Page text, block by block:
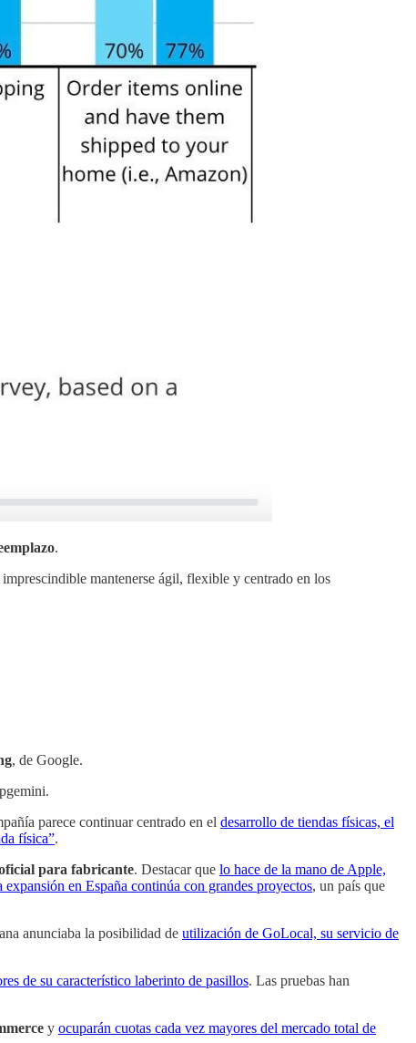
.
imprescindible mantenerse ágil, flexible y centrado en los
, de Google.
parece continuar centrado en el desarrollo de tiendas físicas, el
física”.
para fabricante. Destacar que lo hace de la mano de Apple,
expansión en España continúa con grandes proyectos, un país que
anunciaba la posibilidad de utilización de GoLocal, su servicio de
de su característico laberinto de pasillos. Las pruebas han
y ocuparán cuotas cada vez mayores del mercado total de